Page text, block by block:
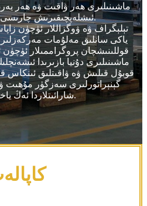
ئىشلەپچىقىرىش چارىسى بىلەن تەمىنلەيدۇ.
تېلېگراف ۋە ۋوگزاللار ئۈچۈن
ياكى سانلىق مەلۇمات
قوللىنىشچان پروگراممىلار
قوبۇل قىلىش ۋە ۋاقىتلىق ئىنكاس
شارائىتلاردا ئەڭ ياخشى تاللاش.